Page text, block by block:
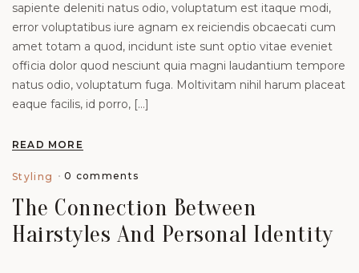
sapiente deleniti natus odio, voluptatum est itaque modi,
error voluptatibus iure agnam ex reiciendis obcaecati cum
amet totam a quod, incidunt iste sunt optio vitae eveniet
officia dolor quod nesciunt quia magni laudantium tempore
natus odio, voluptatum fuga. Moltivitam nihil harum placeat
eaque facilis, id porro, […]
READ MORE
Styling 0 comments
The Connection Between
Hairstyles And Personal Identity